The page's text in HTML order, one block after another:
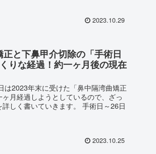
2023.10.29
正と下鼻甲介切除の「手術日
りな経過！約一ヶ月後の現在
は2023年末に受けた「鼻中隔湾曲矯正
月経過しようとしているので、ざっ
しく書いていきます。 手術日～26日
2023.10.25